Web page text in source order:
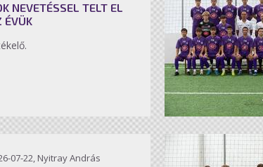
NEVETÉSSEL TELT EL
ÉVÜK
07-22, Nyitray András